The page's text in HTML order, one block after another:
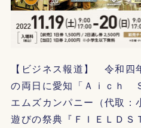
【ビジネス報道】 令和四
の両日に愛知「Ａｉｃｈ
エムズカンパニー（代取：
遊びの祭典『ＦＩＥＬＤＳ